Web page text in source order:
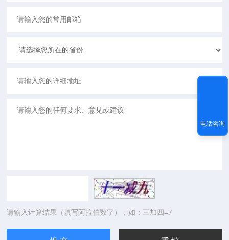
请输入计算结果（填写阿拉伯数字），如：三加四=7
电话咨询